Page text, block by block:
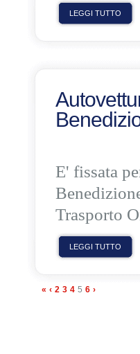
LEGGI TUTTO
E' fissata
Trasporto
LEGGI TUTTO
« ‹ 2 3 4 5 6 ›